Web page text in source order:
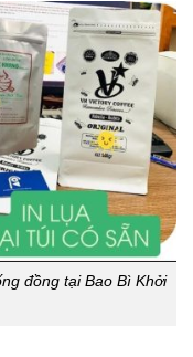
đồng tại Bao Bì Khởi